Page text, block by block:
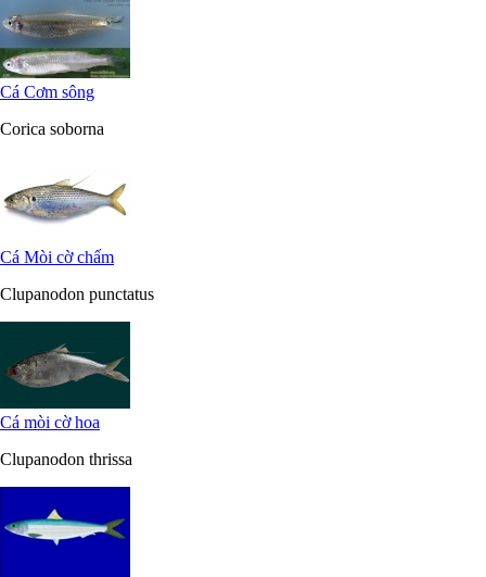
Cá Cơm sông
Corica soborna
Cá Mòi cờ chấm
Clupanodon punctatus
Cá mòi cờ hoa
Clupanodon thrissa